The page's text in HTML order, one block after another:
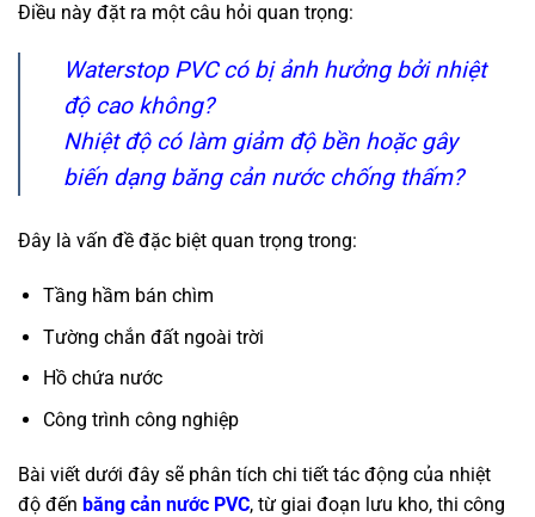
Điều này đặt ra một câu hỏi quan trọng:
Waterstop PVC có bị ảnh hưởng bởi nhiệt
độ cao không?
Nhiệt độ có làm giảm độ bền hoặc gây
biến dạng băng cản nước chống thấm?
Đây là vấn đề đặc biệt quan trọng trong:
Tầng hầm bán chìm
Tường chắn đất ngoài trời
Hồ chứa nước
Công trình công nghiệp
Bài viết dưới đây sẽ phân tích chi tiết tác động của nhiệt
độ đến băng cản nước PVC, từ giai đoạn lưu kho, thi công